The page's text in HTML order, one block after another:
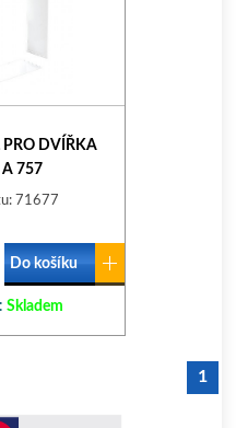
PRO DVÍŘKA
A 757
71677
Do košíku
Skladem
1